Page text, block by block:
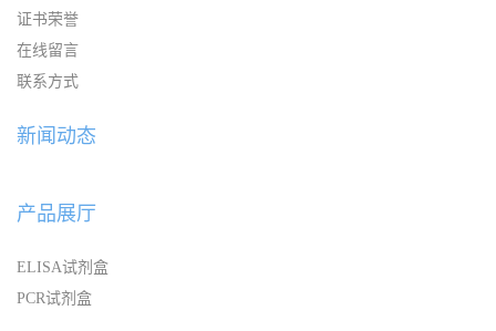
证书荣誉
在线留言
联系方式
新闻动态
产品展厅
ELISA试剂盒
PCR试剂盒